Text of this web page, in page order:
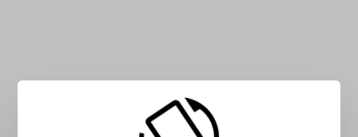
Type Latvian characters into the box: